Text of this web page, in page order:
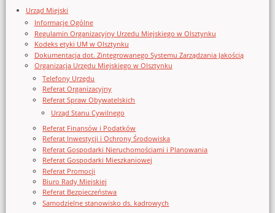
Urząd Miejski
Informacje Ogólne
Regulamin Organizacyjny Urzedu Miejskiego w Olsztynku
Kodeks etyki UM w Olsztynku
Dokumentacja dot. Zintegrowanego Systemu Zarządzania Jakością
Organizacja Urzędu Miejskiego w Olsztynku
Telefony Urzędu
Referat Organizacyjny
Referat Spraw Obywatelskich
Urząd Stanu Cywilnego
Referat Finansów i Podatków
Referat Inwestycji i Ochrony Środowiska
Referat Gospodarki Nieruchomościami i Planowania
Referat Gospodarki Mieszkaniowej
Referat Promocji
Biuro Rady Miejskiej
Referat Bezpieczeństwa
Samodzielne stanowisko ds. kadrowych